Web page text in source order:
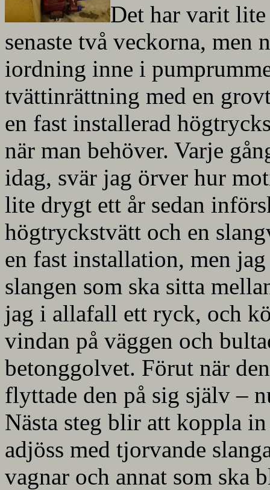
Det har varit
senaste två veckorna,
iordning inne i
tvättinrättning med en
en fast installerad
när man behöver. Varje
idag, svär jag örver hur
lite drygt ett år sedan
högtryckstvätt och en
en fast installation, men
slangen som ska sitta
jag i allafall ett ryck, och
vindan på väggen och
betonggolvet. Förut när
flyttade den på sig själv –
Nästa steg blir att koppla
adjöss med tjorvande
vagnar och annat som ska